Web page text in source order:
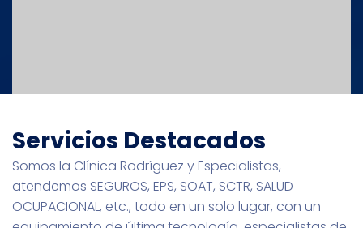
Servicios Destacados
Somos la Clínica Rodríguez y Especialistas,
atendemos SEGUROS, EPS, SOAT, SCTR, SALUD
OCUPACIONAL, etc., todo en un solo lugar, con un